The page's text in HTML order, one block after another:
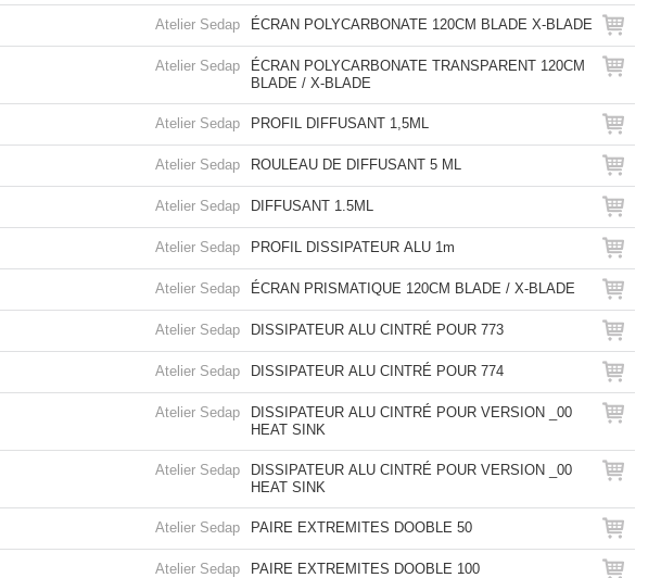
Atelier Sedap ÉCRAN POLYCARBONATE 120CM BLADE X-BLADE
Atelier Sedap
ÉCRAN POLYCARBONATE TRANSPARENT 120CM
BLADE / X-BLADE
Atelier Sedap PROFIL DIFFUSANT 1,5ML
Atelier Sedap ROULEAU DE DIFFUSANT 5 ML
Atelier Sedap DIFFUSANT 1.5ML
Atelier Sedap PROFIL DISSIPATEUR ALU 1m
Atelier Sedap ÉCRAN PRISMATIQUE 120CM BLADE / X-BLADE
Atelier Sedap DISSIPATEUR ALU CINTRÉ POUR 773
Atelier Sedap DISSIPATEUR ALU CINTRÉ POUR 774
Atelier Sedap
DISSIPATEUR ALU CINTRÉ POUR VERSION _00
HEAT SINK
Atelier Sedap
DISSIPATEUR ALU CINTRÉ POUR VERSION _00
HEAT SINK
Atelier Sedap PAIRE EXTREMITES DOOBLE 50
Atelier Sedap PAIRE EXTREMITES DOOBLE 100